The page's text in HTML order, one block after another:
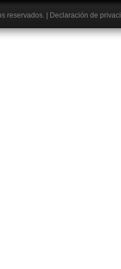
reservados. Declaración de